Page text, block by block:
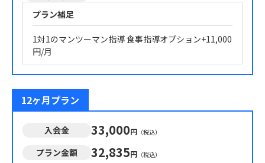
プラン補足
1対1のマンツーマン指導 食事指導オプション+11,000
円/月
12ヶ月プラン
入会金 33,000円 （税込）
プラン金額 32,835円 （税込）